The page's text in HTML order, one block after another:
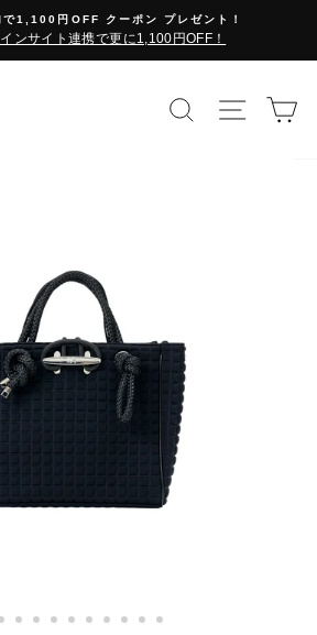
1,100円OFF クーポン プレゼント！
ンサイト連携で更に1,100円OFF！
検索で探す
サイト